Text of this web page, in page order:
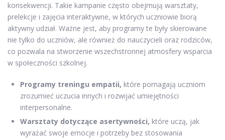
konsekwencji. Takie kampanie często obejmują warsztaty,
prelekcje i zajęcia interaktywne, w których uczniowie biorą
aktywny udział. Ważne jest, aby programy te były skierowane
nie tylko do uczniów, ale również do nauczycieli oraz rodziców,
co pozwala na stworzenie wszechstronnej atmosfery wsparcia
w społeczności szkolnej.
Programy treningu empatii, które pomagają uczniom
zrozumieć uczucia innych i rozwijać umiejętności
interpersonalne.
Warsztaty dotyczące asertywności, które uczą, jak
wyrażać swoje emocje i potrzeby bez stosowania